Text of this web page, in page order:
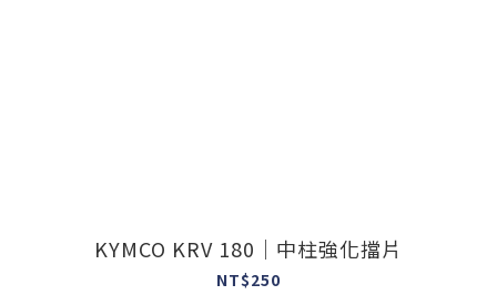
KYMCO KRV 180｜中柱強化擋片
NT$250